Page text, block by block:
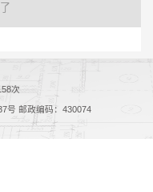
次
号 邮政编码：430074